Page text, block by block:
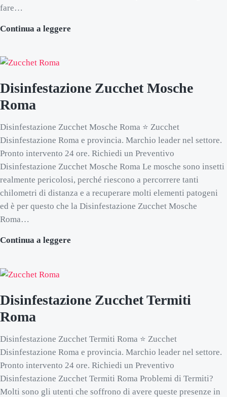
fare…
Continua a leggere
Disinfestazione Zucchet Mosche
Roma
Disinfestazione Zucchet Mosche Roma ⭐ Zucchet
Disinfestazione Roma e provincia. Marchio leader nel settore.
Pronto intervento 24 ore. Richiedi un Preventivo
Disinfestazione Zucchet Mosche Roma Le mosche sono insetti
realmente pericolosi, perché riescono a percorrere tanti
chilometri di distanza e a recuperare molti elementi patogeni
ed è per questo che la Disinfestazione Zucchet Mosche
Roma…
Continua a leggere
Disinfestazione Zucchet Termiti
Roma
Disinfestazione Zucchet Termiti Roma ⭐ Zucchet
Disinfestazione Roma e provincia. Marchio leader nel settore.
Pronto intervento 24 ore. Richiedi un Preventivo
Disinfestazione Zucchet Termiti Roma Problemi di Termiti?
Molti sono gli utenti che soffrono di avere queste presenze in